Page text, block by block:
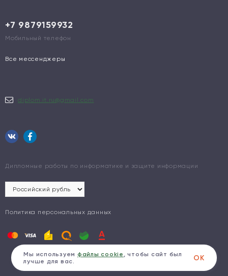
+7 9879159932
Мобильный телефон
Все мессенджеры
diplom.it.ru@gmail.com
Дипломные работы по информатике и защите информации
Политика персональных данных
Мы используем файлы cookie , чтобы сайт был
лучше для вас.
ОК